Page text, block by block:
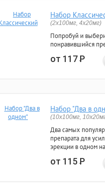
Набор
(2x100мг, 4x20мг)
Попробуй и
понравившийся
от 117Р
Набор "Два в
(10x100мг,
Два самых
препарата для
эрекции в одном
от 115Р